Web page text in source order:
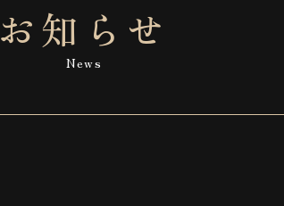
お知らせ
News